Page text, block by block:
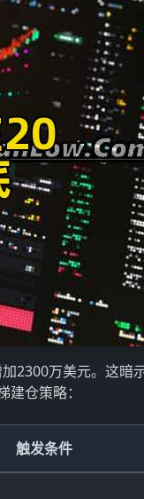
2300万美元。这暗
仓策略：
触发条件